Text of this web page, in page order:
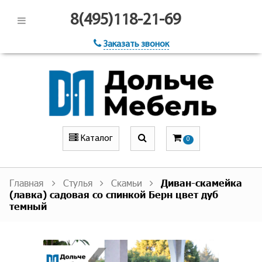
8(495)118-21-69
Заказать звонок
Каталог 0
Главная Стулья Скамьи
Диван-скамейка
(лавка) садовая со спинкой Берн цвет дуб
темный